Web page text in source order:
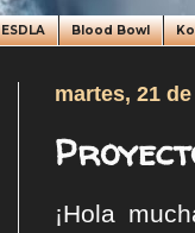
ESDLA Blood Bowl
martes, 21
¡Hola